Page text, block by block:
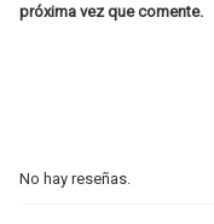
próxima vez que comente.
No hay reseñas.